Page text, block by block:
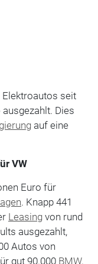
seit
Dies
auf eine
VW
Euro für
. Knapp 441
Leasingvon rund
ausgezahlt,
Autos von
gut 90.000 BMW.